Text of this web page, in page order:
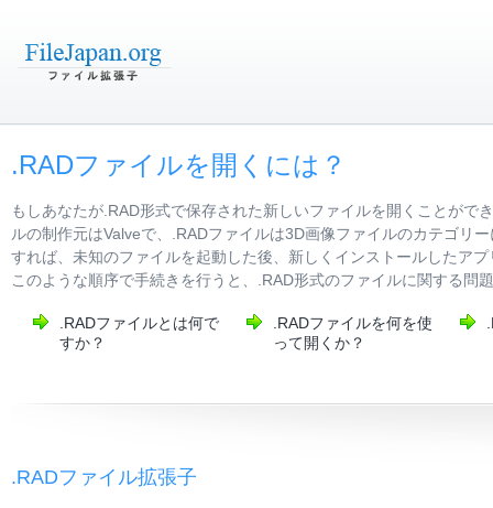
.RADファイルを開くには？
もしあなたが.RAD形式で保存された新しいファイルを開くことが
ルの制作元はValveで、.RADファイルは3D画像ファイルのカテゴリ
すれば、未知のファイルを起動した後、新しくインストールしたア
このような順序で手続きを行うと、.RAD形式のファイルに関する問
.RADファイルとは何で
すか？
.RADファイルを何を使
って開くか？
.RADファイル拡張子